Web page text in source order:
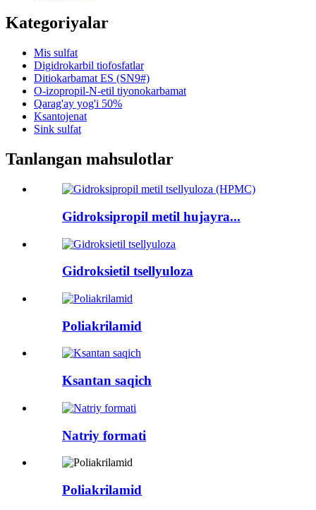
Kategoriyalar
Mis sulfat
Digidrokarbil tiofosfatlar
Ditiokarbamat ES (SN9#)
O-izopropil-N-etil tiyonokarbamat
Qarag'ay yog'i 50%
Ksantojenat
Sink sulfat
Tanlangan mahsulotlar
Gidroksipropil metil hujayra...
Gidroksietil tsellyuloza
Poliakrilamid
Ksantan saqich
Natriy formati
Poliakrilamid